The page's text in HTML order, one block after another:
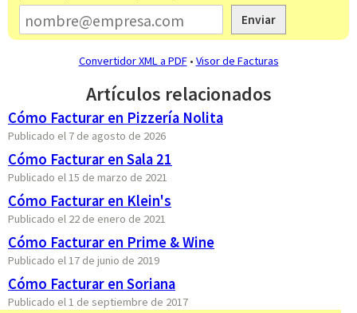
Enviar
Convertidor XML a PDF• Visor de Facturas
Artículos relacionados
Cómo Facturar en Pizzería Nolita
Publicado el 7 de agosto de 2026
Cómo Facturar en Sala 21
Publicado el 15 de marzo de 2021
Cómo Facturar en Klein's
Publicado el 22 de enero de 2021
Cómo Facturar en Prime & Wine
Publicado el 17 de junio de 2019
Cómo Facturar en Soriana
Publicado el 1 de septiembre de 2017